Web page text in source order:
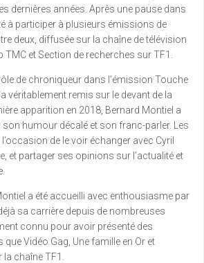
dernières années. Après une pause dans
à participer à plusieurs émissions de
deux, diffusée sur la chaîne de télévision
TMC et Section de recherches sur TF1.
de chroniqueur dans l’émission Touche
véritablement remis sur le devant de la
apparition en 2018, Bernard Montiel a
humour décalé et son franc-parler. Les
de le voir échanger avec Cyril
et partager ses opinions sur l’actualité et
a été accueilli avec enthousiasme par
sa carrière depuis de nombreuses
connu pour avoir présenté des
Vidéo Gag, Une famille en Or et
chaîne TF1.